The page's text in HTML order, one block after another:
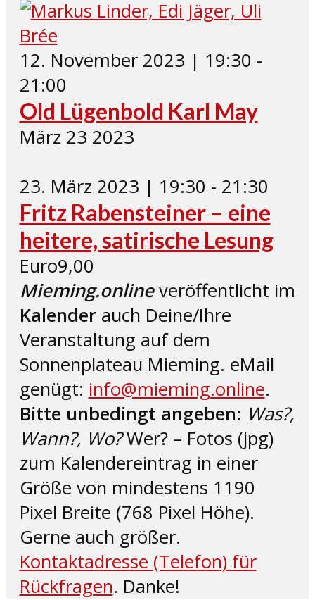
12. November 2023 | 19:30 -
21:00
Old Lügenbold Karl May
März 23 2023
23. März 2023 | 19:30 - 21:30
Fritz Rabensteiner – eine
heitere, satirische Lesung
Euro9,00
Mieming.onlineveröffentlicht im
Kalenderauch Deine/Ihre
Veranstaltung auf dem
Sonnenplateau Mieming. eMail
genügt: info@mieming.online.
Bitte unbedingt angeben: Was?,
Wann?, Wo?Wer? – Fotos (jpg)
zum Kalendereintrag in einer
Größe von mindestens 1190
Pixel Breite (768 Pixel Höhe).
Gerne auch größer.
Kontaktadresse (Telefon) für
Rückfragen. Danke!